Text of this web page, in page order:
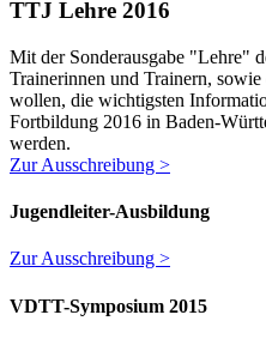
TTJ Lehre 2016
Mit der Sonderausgabe "Lehre"
Trainerinnen und Trainern,
wollen, die wichtigsten
Fortbildung 2016 in Baden-
werden.
Zur Ausschreibung >
Jugendleiter-Ausbildung
Zur Ausschreibung >
VDTT-Symposium 2015